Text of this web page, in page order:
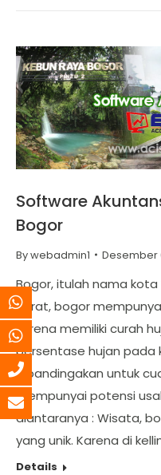
Software
Bogor
Bywebadmin1 Desember
Bogor, itulah nama
Barat, bogor
karena memiliki curah
persentase hujan pada
dibandingakan untuk
mempunyai potensi
diantaranya : Wisata,
yang unik. Karena di
Details